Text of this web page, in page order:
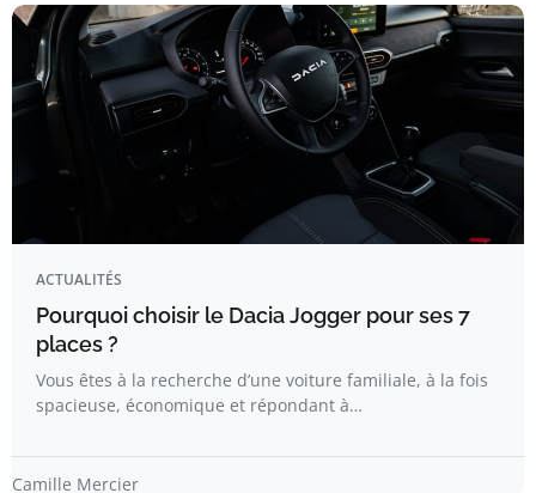
ACTUALITÉS
Pourquoi choisir le Dacia Jogger pour ses 7
places ?
Vous êtes à la recherche d’une voiture familiale, à la fois
spacieuse, économique et répondant à…
Camille Mercier